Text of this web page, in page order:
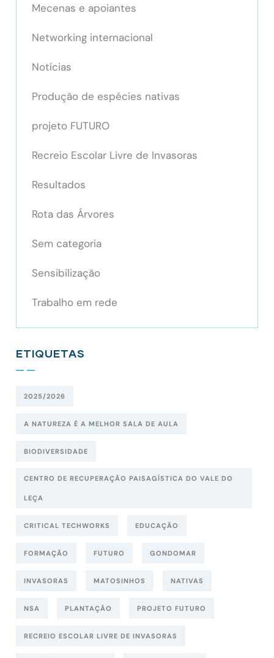
Mecenas e apoiantes
Networking internacional
Notícias
Produção de espécies nativas
projeto FUTURO
Recreio Escolar Livre de Invasoras
Resultados
Rota das Árvores
Sem categoria
Sensibilização
Trabalho em rede
ETIQUETAS
2025/2026
A NATUREZA É A MELHOR SALA DE AULA
BIODIVERSIDADE
CENTRO DE RECUPERAÇÃO PAISAGÍSTICA DO VALE DO
LEÇA
CRITICAL TECHWORKS EDUCAÇÃO
FORMAÇÃO FUTURO GONDOMAR
INVASORAS MATOSINHOS NATIVAS
NSA PLANTAÇÃO PROJETO FUTURO
RECREIO ESCOLAR LIVRE DE INVASORAS